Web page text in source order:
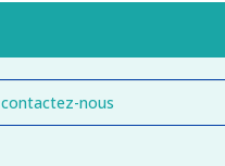
contactez-nous